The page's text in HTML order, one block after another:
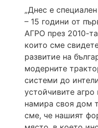
„Днес е
– 15 години от
АГРО през 2010-
които сме
развитие на
модерните
системи до
устойчивите
намира своя дом
сме, че нашият